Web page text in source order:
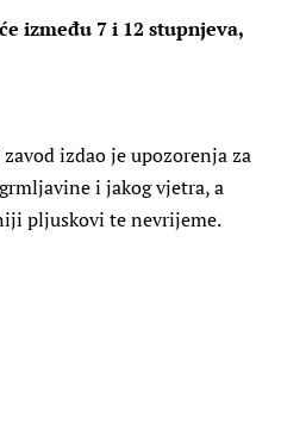
između 7 i 12 stupnjeva,
izdao je upozorenja za
i jakog vjetra, a
pljuskovi te nevrijeme.